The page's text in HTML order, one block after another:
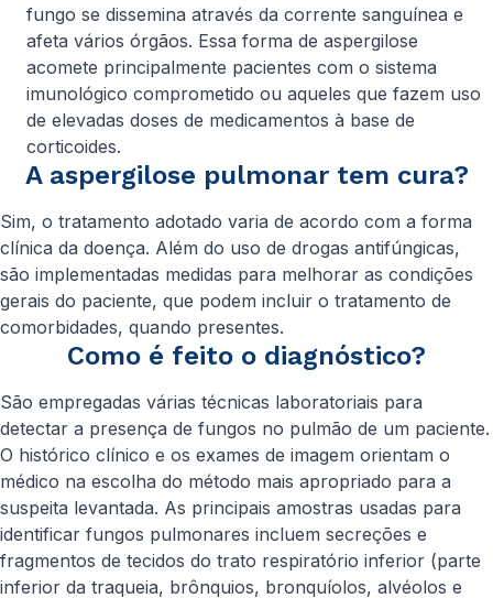
fungo se dissemina através da corrente sanguínea e
afeta vários órgãos. Essa forma de aspergilose
acomete principalmente pacientes com o sistema
imunológico comprometido ou aqueles que fazem uso
de elevadas doses de medicamentos à base de
corticoides.
A aspergilose pulmonar tem cura?
Sim, o tratamento adotado varia de acordo com a forma
clínica da doença. Além do uso de drogas antifúngicas,
são implementadas medidas para melhorar as condições
gerais do paciente, que podem incluir o tratamento de
comorbidades, quando presentes.
Como é feito o diagnóstico?
São empregadas várias técnicas laboratoriais para
detectar a presença de fungos no pulmão de um paciente.
O histórico clínico e os exames de imagem orientam o
médico na escolha do método mais apropriado para a
suspeita levantada. As principais amostras usadas para
identificar fungos pulmonares incluem secreções e
fragmentos de tecidos do trato respiratório inferior (parte
inferior da traqueia, brônquios, bronquíolos, alvéolos e